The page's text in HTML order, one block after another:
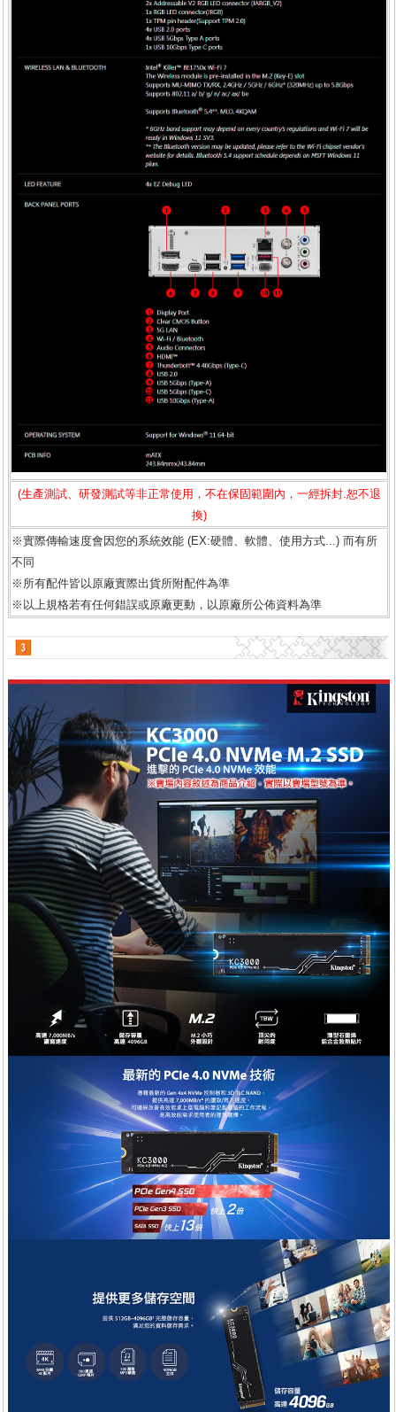
(生產測試、研發測試等非正常使用，不在保固範圍內，一經拆封.恕不退
換)
※實際傳輸速度會因您的系統效能 (EX:硬體、軟體、使用方式...) 而有所
不同
※所有配件皆以原廠實際出貨所附配件為準
※以上規格若有任何錯誤或原廠更動，以原廠所公佈資料為準